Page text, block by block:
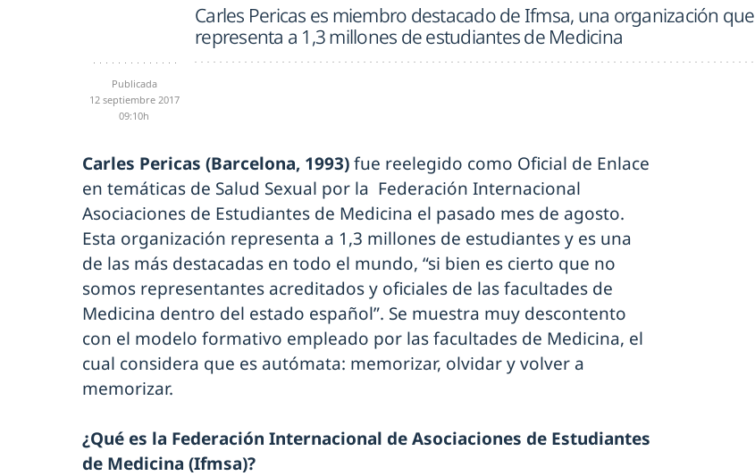
Carles Pericas es miembro destacado de Ifmsa, una organización que
representa a 1,3 millones de estudiantes de Medicina
Publicada
12 septiembre 2017
09:10h
Carles Pericas (Barcelona, 1993)fue reelegido como Oficial de Enlace
en temáticas de Salud Sexual por la Federación Internacional
Asociaciones de Estudiantes de Medicina el pasado mes de agosto.
Esta organización representa a 1,3 millones de estudiantes y es una
de las más destacadas en todo el mundo, “si bien es cierto que no
somos representantes acreditados y oficiales de las facultades de
Medicina dentro del estado español”. Se muestra muy descontento
con el modelo formativo empleado por las facultades de Medicina, el
cual considera que es autómata: memorizar, olvidar y volver a
memorizar.
¿Qué es la Federación Internacional de Asociaciones de Estudiantes
de Medicina (Ifmsa)?